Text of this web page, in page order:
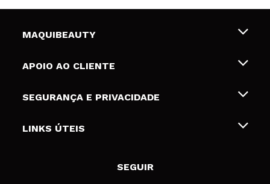
MAQUIBEAUTY
Sobre nós
Gift Cards
APOIO AO CLIENTE
Envios e Devoluções
Formas de pagamento
SEGURANÇA E PRIVACIDADE
Termos e Privacidade
LINKS ÚTEIS
SEGUIR